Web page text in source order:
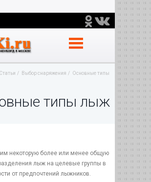
Статьи Выбор снаряжения
Основные типы
типы лыж
некоторую более или менее общую
лыж на целевые группы в
от предпочтений лыжников.